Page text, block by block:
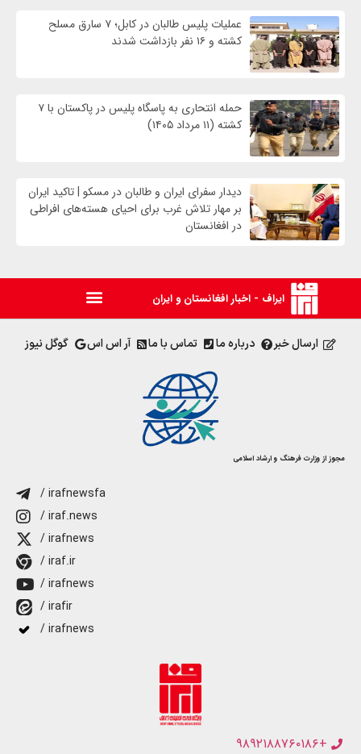
عملیات پلیس طالبان در کابل؛ ۷ سارق مسلح
کشته و ۱۶ نفر بازداشت شدند
حمله انتحاری به پاسگاه پلیس در پاکستان با ۷
کشته (۱۱ مرداد ۱۴۰۵)
دیدار سفرای ایران و طالبان در مسکو | تاکید ایران
بر مهار تلاش‌ غرب برای احیای هسته‌های افراطی
در افغانستان
ایراف - اخبار افغانستان و ایران
ارسال خبر درباره ما تماس با ما آر اس اس گوگل نیوز
مجوز از وزارت فرهنگ و ارشاد اسلامی
/ irafnewsfa
/ iraf.news
/ irafnews
/ iraf.ir
/ irafnews
/ irafir
/ irafnews
+۹۸۹۲۱۸۸۷۶۰۱۸۶